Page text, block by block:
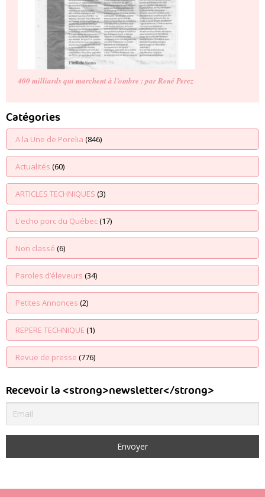
400 milliards qui marchent à l’ombre : par René Perez
Catégories
A la Une de Porelia (846)
Actualités (60)
ARTICLES TECHNIQUES (3)
L'echo porc du Québec(17)
Non classé (6)
Paroles d’éleveurs (34)
Petites Annonces (2)
REPERE TECHNIQUE (1)
Revue de presse (776)
Recevoir la <strong>newsletter</strong>